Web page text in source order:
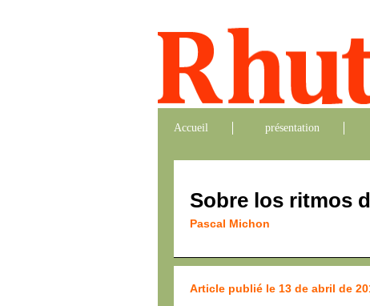
Accueil présentation
Sobre los ritmos
Pascal Michon
Article publié le 13 de abril de